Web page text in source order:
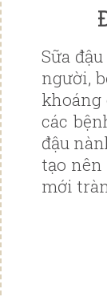
Sữa
người,
các
đậu
tạo
mới